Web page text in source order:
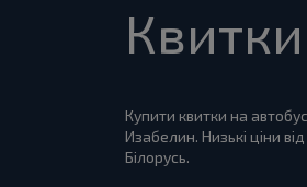
Купити квитки на
Изабелин. Низькі ціни
Білорусь.